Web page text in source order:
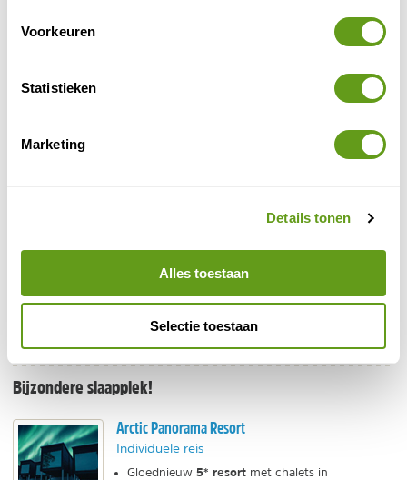
Voorkeuren
Statistieken
Marketing
Details tonen
Alles toestaan
Selectie toestaan
ruime keuze aan avontuurlijke wildlife reizen naar
Abel Reizen - Lapland avontuur
Individuele reis, Maatwerk
Reis naar Fins Lapland met sneeuwscooter-,
reis is naar eigen wensen aan te passen.
Bijzondere slaapplek!
Arctic Panorama Resort
Individuele reis
Gloednieuw 5* resort met chalets in